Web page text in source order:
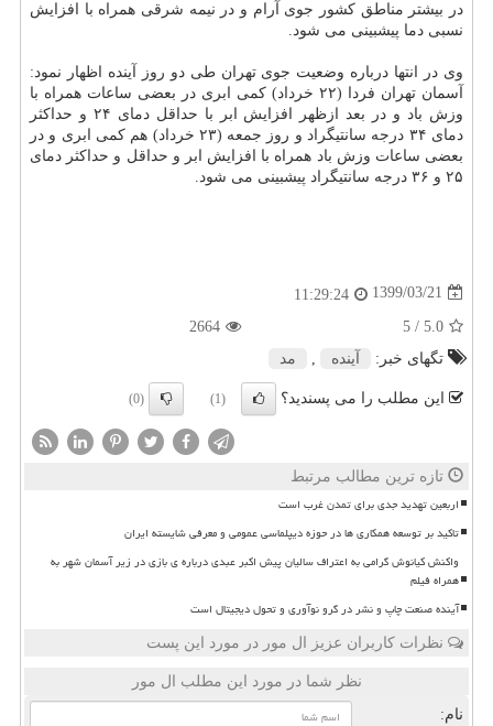
در بیشتر مناطق کشور جوی آرام و در نیمه شرقی همراه با افزایش
نسبی دما پیشبینی می شود.
وی در انتها درباره وضعیت جوی تهران طی دو روز آینده اظهار نمود:
آسمان تهران فردا (۲۲ خرداد) کمی ابری در بعضی ساعات همراه با
وزش باد و در بعد ازظهر افزایش ابر با حداقل دمای ۲۴ و حداکثر
دمای ۳۴ درجه سانتیگراد و روز جمعه (۲۳ خرداد) هم کمی ابری و در
بعضی ساعات وزش باد همراه با افزایش ابر و حداقل و حداکثر دمای
۲۵ و ۳۶ درجه سانتیگراد پیشبینی می شود.
1399/03/21
11:29:24
5.0
/ 5
2664
تگهای خبر:
آینده مد
این مطلب را می پسندید؟ (1)
(0)
تازه ترین مطالب مرتبط
اربعین تهدید جدی برای تمدن غرب است
تاکید بر توسعه همکاری ها در حوزه دیپلماسی عمومی و معرفی شایسته ایران
واکنش کیانوش گرامی به اعتراف سالیان پیش اکبر عبدی درباره ی بازی در زیر آسمان شهر به
همراه فیلم
آینده صنعت چاپ و نشر در گرو نوآوری و تحول دیجیتال است
نظرات کاربران عزیز ال مور در مورد این پست
نظر شما در مورد این مطلب ال مور
نام: